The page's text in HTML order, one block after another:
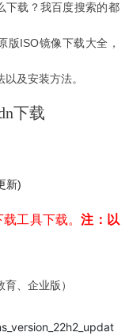
下载？我百度搜索的都
版ISO镜像下载大全，
及安装方法。
新)
载工具下载。注：以
、企业版）